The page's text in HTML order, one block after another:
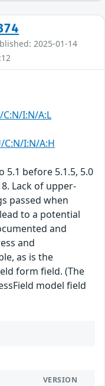
2025-01-14
C:N/I:N/A:L
C:N/I:N/A:H
5.1 before 5.1.5, 5.0
Lack of upper-
passed when
to a potential
and
and
as is the
form field. (The
model field
VERSION